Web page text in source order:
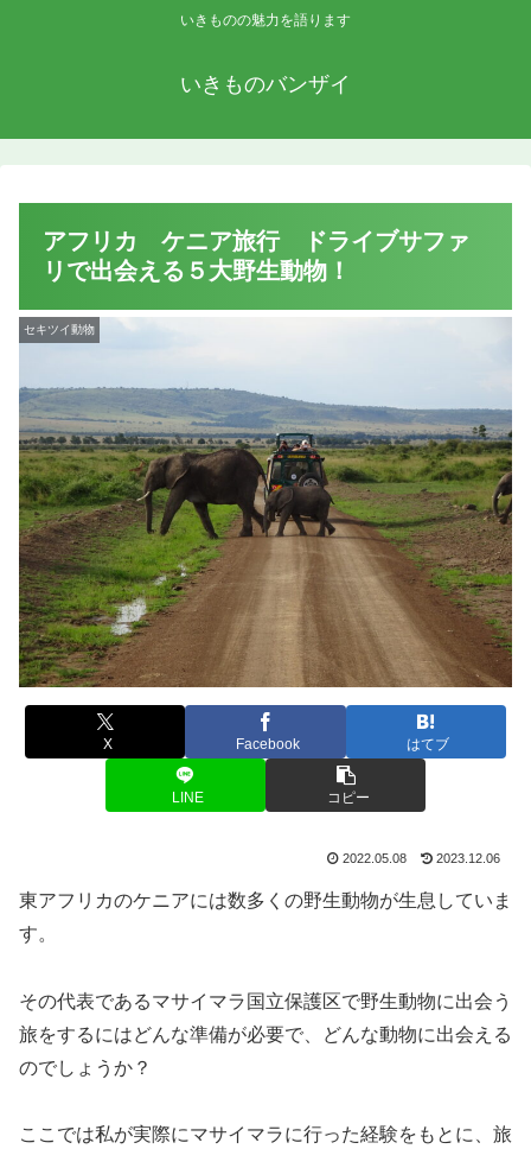
いきものの魅力を語ります
いきものバンザイ
アフリカ ケニア旅行 ドライブサファ
リで出会える５大野生動物！
セキツイ動物
X Facebook はてブ
LINE コピー
2022.05.08 2023.12.06
東アフリカのケニアには数多くの野生動物が生息していま
す。
その代表であるマサイマラ国立保護区で野生動物に出会う
旅をするにはどんな準備が必要で、どんな動物に出会える
のでしょうか？
ここでは私が実際にマサイマラに行った経験をもとに、旅